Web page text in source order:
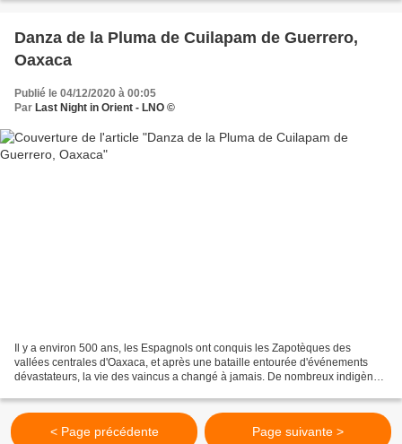
Danza de la Pluma de Cuilapam de Guerrero,
Oaxaca
Publié le 04/12/2020 à 00:05
Par Last Night in Orient - LNO ©
Il y a environ 500 ans, les Espagnols ont conquis les Zapotèques des
vallées centrales d'Oaxaca, et après une bataille entourée d'événements
dévastateurs, la vie des vaincus a changé à jamais. De nombreux indigènes
< Page précédente Page suivante >